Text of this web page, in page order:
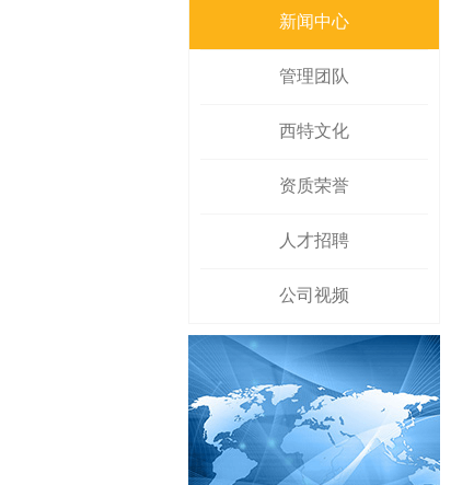
新闻中心
管理团队
西特文化
资质荣誉
人才招聘
公司视频